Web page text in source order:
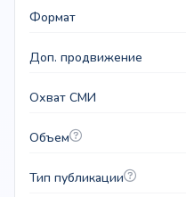
Формат
Доп. продвижение
Охват СМИ
Объем
Тип публикации